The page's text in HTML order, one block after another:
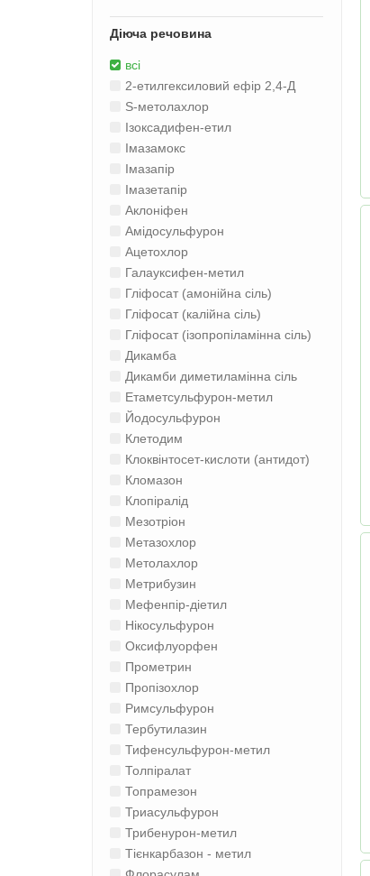
Діюча речовина
всі
2-етилгексиловий ефір 2,4-Д
S-метолахлор
Ізоксадифен-етил
Імазамокс
Імазапір
Імазетапір
Аклоніфен
Амідосульфурон
Ацетохлор
Галауксифен-метил
Гліфосат (амонійна сіль)
Гліфосат (калійна сіль)
Гліфосат (ізопропіламінна сіль)
Дикамба
Дикамби диметиламінна сіль
Етаметсульфурон-метил
Йодосульфурон
Клетодим
Клоквінтосет-кислоти (антидот)
Кломазон
Клопіралід
Мезотріон
Метазохлор
Метолахлор
Метрибузин
Мефенпір-діетил
Нікосульфурон
Оксифлуорфен
Прометрин
Пропізохлор
Римсульфурон
Тербутилазин
Тифенсульфурон-метил
Толпіралат
Топрамезон
Триасульфурон
Трибенурон-метил
Тієнкарбазон - метил